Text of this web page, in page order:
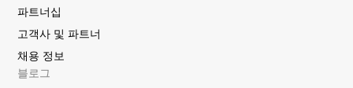
파트너십
고객사 및 파트너
채용 정보
블로그